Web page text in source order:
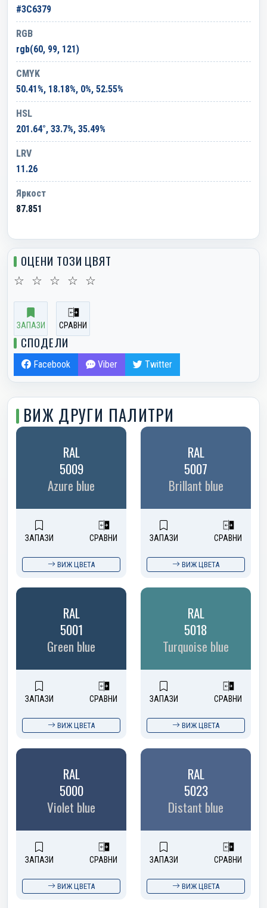
#3C6379
RGB
rgb(60, 99, 121)
CMYK
50.41%, 18.18%, 0%, 52.55%
HSL
201.64°, 33.7%, 35.49%
LRV
11.26
Яркост
87.851
ОЦЕНИ ТОЗИ ЦВЯТ
☆ ☆ ☆ ☆ ☆
ЗАПАЗИ СРАВНИ
СПОДЕЛИ
Facebook Viber Twitter
ВИЖ ДРУГИ ПАЛИТРИ
RAL
5009
Azure blue
ЗАПАЗИ СРАВНИ
ВИЖ ЦВЕТА
RAL
5007
Brillant blue
ЗАПАЗИ СРАВНИ
ВИЖ ЦВЕТА
RAL
5001
Green blue
ЗАПАЗИ СРАВНИ
ВИЖ ЦВЕТА
RAL
5018
Turquoise blue
ЗАПАЗИ СРАВНИ
ВИЖ ЦВЕТА
RAL
5000
Violet blue
ЗАПАЗИ СРАВНИ
ВИЖ ЦВЕТА
RAL
5023
Distant blue
ЗАПАЗИ СРАВНИ
ВИЖ ЦВЕТА